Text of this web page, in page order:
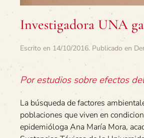
Investigadora UNA
Escrito en 14/10/2016. Publicado en
Por estudios sobre efectos
La búsqueda de factores
poblaciones que viven en
epidemióloga Ana María Mora,